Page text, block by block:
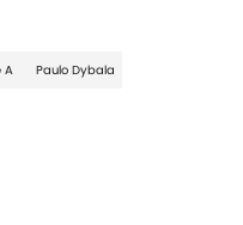
A Paulo Dybala